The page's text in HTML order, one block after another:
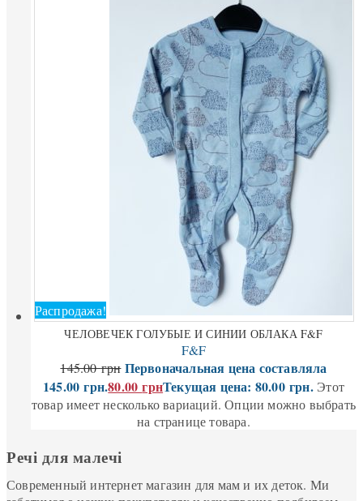
Распродажа!
ЧЕЛОВЕЧЕК ГОЛУБЫЕ И СИНИИ ОБЛАКА F&F
F&F
145.00грн Первоначальная цена составляла
145.00 грн.80.00грнТекущая цена: 80.00 грн. Этот
товар имеет несколько вариаций. Опции можно выбрать
на странице товара.
Речі для малечі
Современный интернет магазин для мам и их деток. Ми